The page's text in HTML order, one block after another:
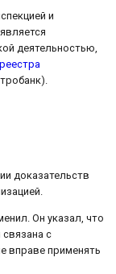
и
деятельностью,
доказательств
Он указал, что
связана с
вправе применять